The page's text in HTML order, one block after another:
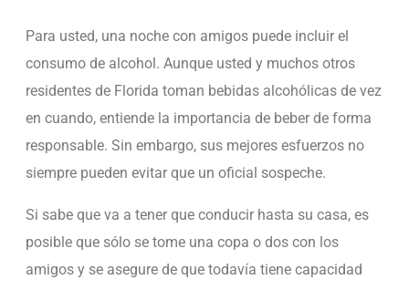
Para usted, una noche con amigos puede incluir el
consumo de alcohol. Aunque usted y muchos otros
residentes de Florida toman bebidas alcohólicas de vez
en cuando, entiende la importancia de beber de forma
responsable. Sin embargo, sus mejores esfuerzos no
siempre pueden evitar que un oficial sospeche.
Si sabe que va a tener que conducir hasta su casa, es
posible que sólo se tome una copa o dos con los
amigos y se asegure de que todavía tiene capacidad